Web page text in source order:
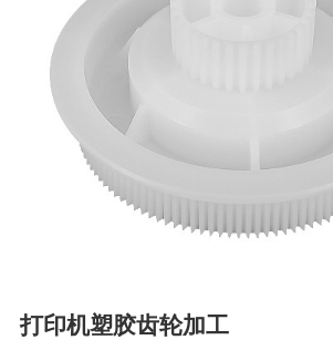
打印机塑胶齿轮加工